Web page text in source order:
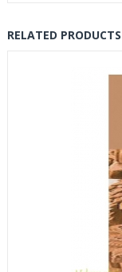
RELATED PRODUCTS